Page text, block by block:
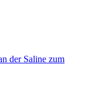
der Saline zum